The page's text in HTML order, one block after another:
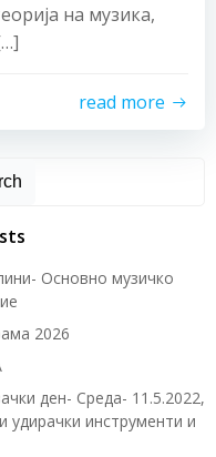
на музика,
read more
Основно музичко
2026
ден- Среда- 11.5.2022,
удирачки инструменти и